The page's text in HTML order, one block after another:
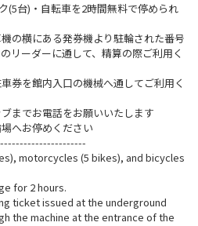
(5台)・自転車を2時間無料で停められ
の横にある発券機より駐輪された番号
リーダーに通して、精算の際ご利用く
券を館内入口の機械へ通してご利用く
までお電話をお願いいたします
へお停めください
motorcycles (5 bikes), and bicycles
for 2 hours.
ticket issued at the underground
the machine at the entrance of the